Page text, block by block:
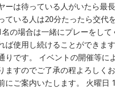
ーは待っている人がいたら最
ている人は20分たったら交代
の場合は一緒にプレーをし
ば使用し続けることができま
りです。 イベントの開催等に
ますのでご了承の程よろしく
にご案内いたします。 火曜日